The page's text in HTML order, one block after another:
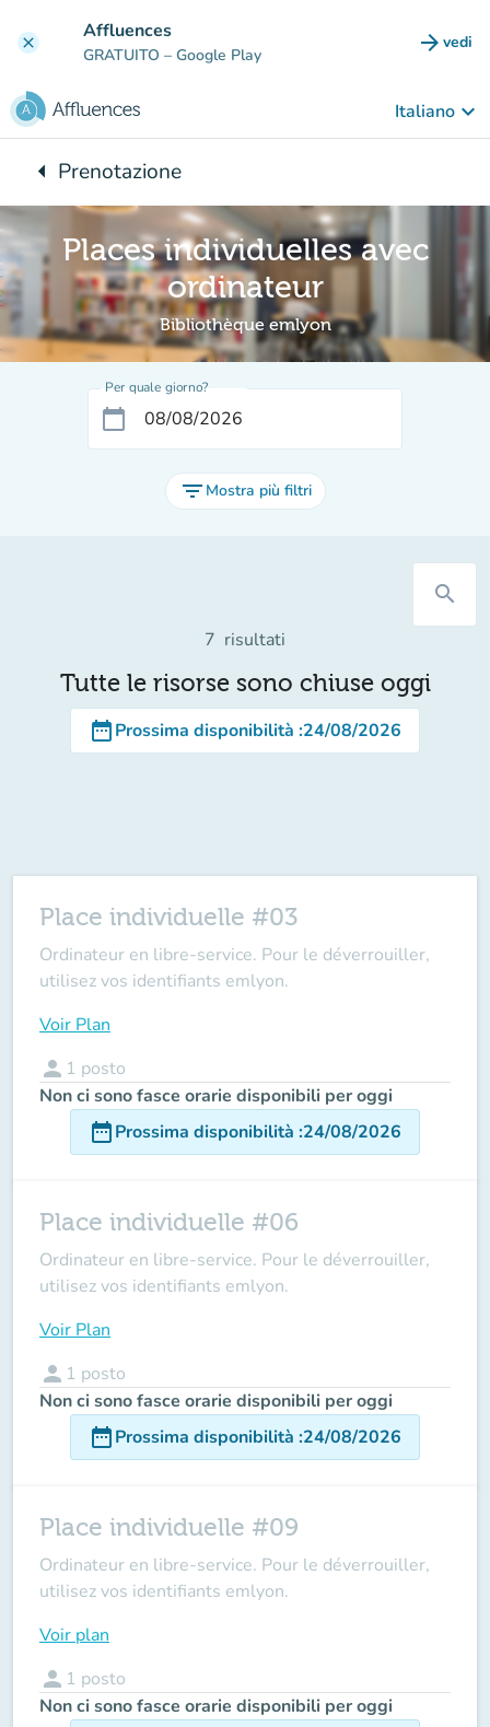
clear Affluences
GRATUITO – Google Play arrow_forward vedi
Italiano keyboard_arrow_down
arrow_leftTorna a:
Prenotazione
Places individuelles avec
ordinateur
Bibliothèque emlyon
Per quale giorno?
calendar_today
filter_list Mostra più filtri
search
7 risultati
Tutte le risorse sono chiuse oggi
date_rangeProssima disponibilità :24/08/2026
Place individuelle #03
Ordinateur en libre-service. Pour le déverrouiller,
utilisez vos identifiants emlyon.
Voir Plan
person 1 posto
Non ci sono fasce orarie disponibili per oggi
date_rangeProssima disponibilità :24/08/2026
Place individuelle #06
Ordinateur en libre-service. Pour le déverrouiller,
utilisez vos identifiants emlyon.
Voir Plan
person 1 posto
Non ci sono fasce orarie disponibili per oggi
date_rangeProssima disponibilità :24/08/2026
Place individuelle #09
Ordinateur en libre-service. Pour le déverrouiller,
utilisez vos identifiants emlyon.
Voir plan
person 1 posto
Non ci sono fasce orarie disponibili per oggi